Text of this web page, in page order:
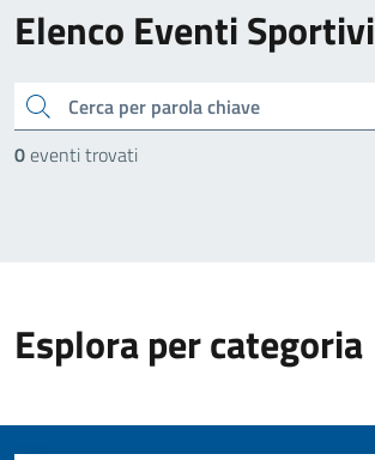
Elenco Eventi Sportivi
cerca
0eventi trovati
Esplora per categoria